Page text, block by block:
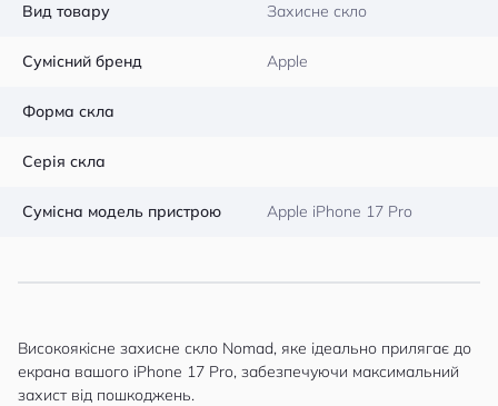
Вид товару Захисне скло
Сумісний бренд Apple
Форма скла
Серія скла
Сумісна модель пристрою Apple iPhone 17 Pro
Високоякісне захисне скло Nomad, яке ідеально прилягає до
екрана вашого iPhone 17 Pro, забезпечуючи максимальний
захист від пошкоджень.